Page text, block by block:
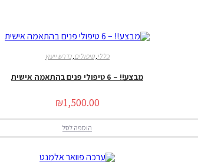
כללי ,טיפולים ,נדרש ייעוץ
מבצע!! – 6 טיפולי פנים בהתאמה אישית
₪1,500.00
הוספה לסל